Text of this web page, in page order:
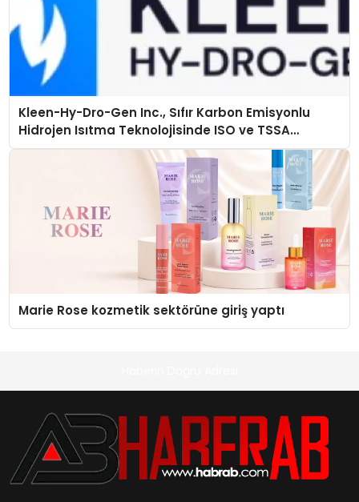
Kleen-Hy-Dro-Gen Inc., Sıfır Karbon Emisyonlu
Hidrojen Isıtma Teknolojisinde ISO ve TSSA
Düzenleyici Onaylarını Aldı
Marie Rose kozmetik sektörüne giriş yaptı